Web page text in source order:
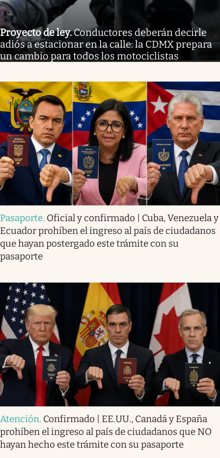
Proyecto de ley.Conductores deberán decirle
adiós a estacionar en la calle: la CDMX prepara
un cambio para todos los motociclistas
Pasaporte. Oficial y confirmado | Cuba, Venezuela y
Ecuador prohíben el ingreso al país de ciudadanos
que hayan postergado este trámite con su
pasaporte
Atención. Confirmado | EE.UU., Canadá y España
prohíben el ingreso al país de ciudadanos que NO
hayan hecho este trámite con su pasaporte